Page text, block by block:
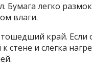
легко
влаги.
край.
стене и слегка